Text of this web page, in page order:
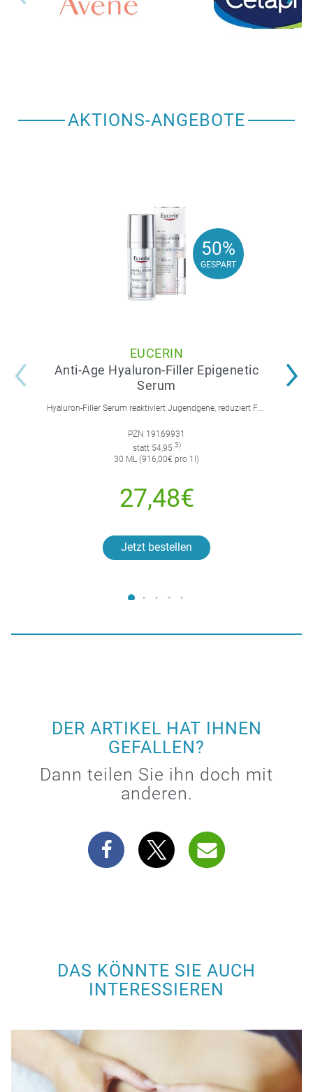
AKTIONS-ANGEBOTE
50%
GESPART
50%
GESPART
EUCERIN
Anti-Age Hyaluron-Filler Epigenetic
Serum
Hyaluron-Filler Serum reaktiviert Jugendgene, reduziert Falten und feine Linien, spendet intensive Feuchtigkeit und strafft die Gesichtskonturen.
PZN 19169931
statt 54,95 3)
30 ML (916,00€ pro 1l)
27,48€
Jetzt bestellen
DER ARTIKEL HAT IHNEN
GEFALLEN?
Dann teilen Sie ihn doch mit
anderen.
DAS KÖNNTE SIE AUCH
INTERESSIEREN